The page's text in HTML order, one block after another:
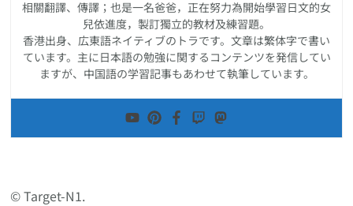
相關翻譯、傳譯；也是一名爸爸，正在努力為開始學習日文的女
兒依進度，製訂獨立的教材及練習題。
香港出身、広東語ネイティブのトラです。文章は繁体字で書い
ています。主に日本語の勉強に関するコンテンツを発信してい
ますが、中国語の学習記事もあわせて執筆しています。
© Target-N1.